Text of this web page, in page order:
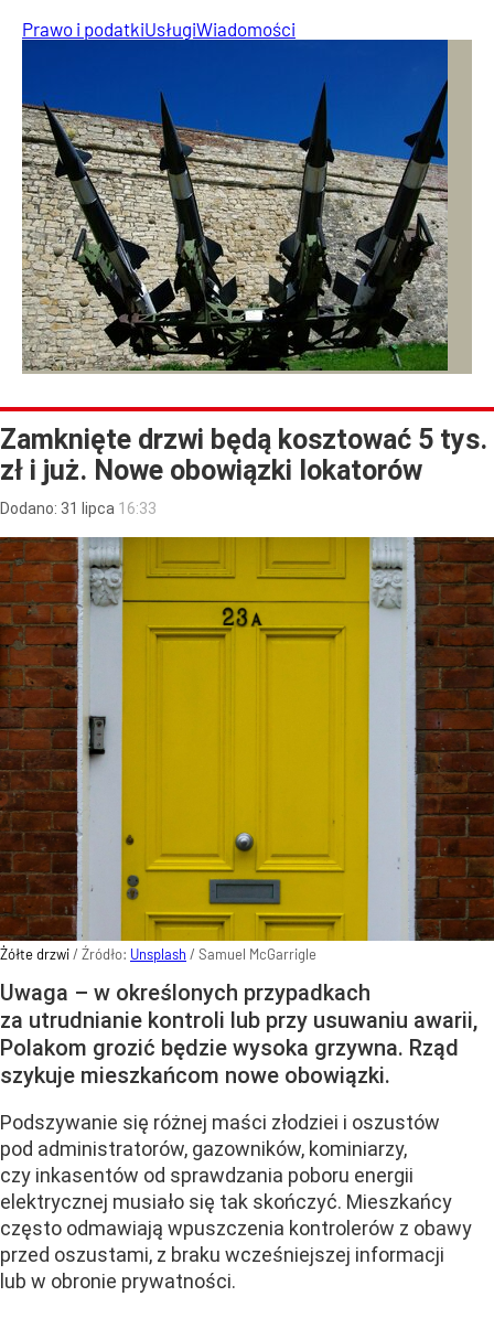
Prawo i podatkiUsługiWiadomości
Zamknięte drzwi będą kosztować 5 tys.
zł i już. Nowe obowiązki lokatorów
Dodano: 31 lipca 16:33
Żółte drzwi/ Źródło: Unsplash / Samuel McGarrigle
Uwaga – w określonych przypadkach
za utrudnianie kontroli lub przy usuwaniu awarii,
Polakom grozić będzie wysoka grzywna. Rząd
szykuje mieszkańcom nowe obowiązki.
Podszywanie się różnej maści złodziei i oszustów
pod administratorów, gazowników, kominiarzy,
czy inkasentów od sprawdzania poboru energii
elektrycznej musiało się tak skończyć. Mieszkańcy
często odmawiają wpuszczenia kontrolerów z obawy
przed oszustami, z braku wcześniejszej informacji
lub w obronie prywatności.